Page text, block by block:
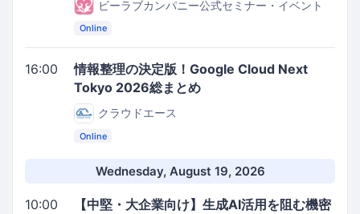
ビーラブカンパニー公式セミナー・イベント
Online
16:00
情報整理の決定版！Google Cloud Next
Tokyo 2026総まとめ
クラウドエース
Online
Wednesday, August 19, 2026
10:00
【中堅・大企業向け】生成AI活用を阻む機密